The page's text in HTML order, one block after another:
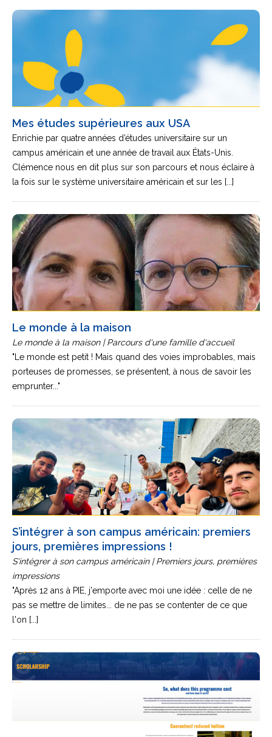
Mes études supérieures aux USA
Enrichie par quatre années d’études universitaire sur un
campus américain et une année de travail aux États-Unis.
Clémence nous en dit plus sur son parcours et nous éclaire à
la fois sur le système universitaire américain et sur les [...]
Le monde à la maison
Le monde à la maison | Parcours d'une famille d'accueil
"Le monde est petit ! Mais quand des voies improbables, mais
porteuses de promesses, se présentent, à nous de savoir les
emprunter..."
S’intégrer à son campus américain: premiers
jours, premières impressions !
S'intégrer à son campus américain | Premiers jours, premières
impressions
"Après 12 ans à PIE, j'emporte avec moi une idée : celle de ne
pas se mettre de limites... de ne pas se contenter de ce que
l'on [...]